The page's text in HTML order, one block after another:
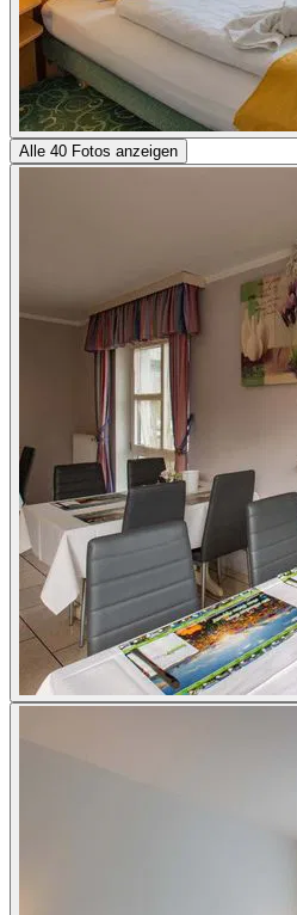
Alle 40 Fotos anzeigen